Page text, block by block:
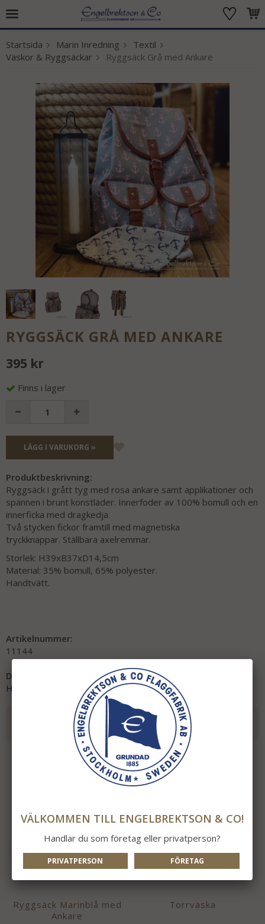
Produkten har blivit tillagd i varukorgen
Startsida Marin Inredning
Textil
Väskor & Ryggsäckar
Ryggsäck Grå med Ankare
RYGGSÄCK GRÅ MED ANKARE
395 kr
Finns i lager
LÄGG I VARUKORG »
Produktbeskrivning:
Ryggsäck i grått tyg med rosa ankare samt applikationer och
spännen i brunt konstläder. Innerfoder av 100% bomull och en
innerficka med dragkedja.
Två stycken fickor framtill med magnetiska
tryckknappar. Ställbara axelremmar.
Storlek: H39xB37xD14,5cm
Material: 35% bomull, 65% polyester.
Handtvätt.
Artikelnummer:
11144
Direktlänk:
Högerklicka och kopiera adressen
REKOMMENDERADE TILLBEHÖR TILL DENNA
Ryggsäck Marinblå med
Ankare
Torrväska
VÄLKOMMEN TILL ENGELBREKTSON & CO!
Handlar du som företag eller privatperson?
PRIVATPERSON FÖRETAG